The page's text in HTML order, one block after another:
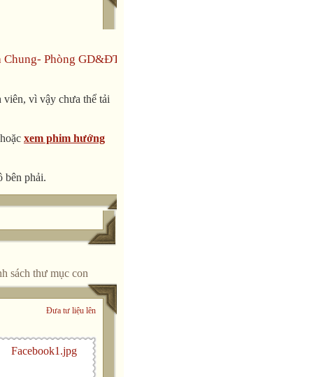
Phòng GD&ĐT
viên, vì vậy chưa thể tải
hoặc xem phim hướng
bên phải.
sách thư mục con
Đưa tư liệu lên